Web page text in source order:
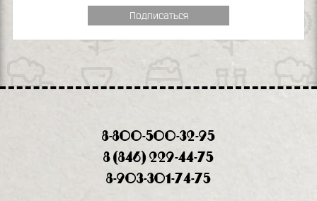
Подписаться
8-800-500-32-95
8 (846) 229-44-75
8-903-301-74-75